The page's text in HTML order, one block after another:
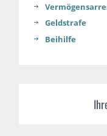
Geldstrafe
Beihilfe